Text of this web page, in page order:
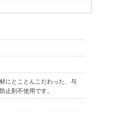
にとことんこだわった、与
止剤不使用です。